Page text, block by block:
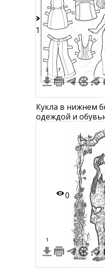
21
2 7
Кукла в нижнем
одеждой и
короткая юбка,
блузка, ботинки
топ без рукавов,
блузка с
0
1